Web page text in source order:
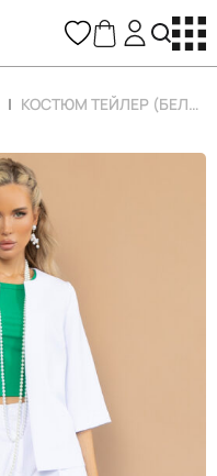
КОСТЮМ ТЕЙЛЕР (БЕЛЫЙ)